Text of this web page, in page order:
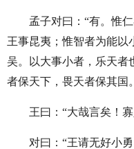
孟子对曰：“有。惟仁
王事昆夷；惟智者为能以
吴。以大事小者，乐天者
者保天下，畏天者保其国
王曰：“大哉言矣！寡
对曰：“王请无好小勇